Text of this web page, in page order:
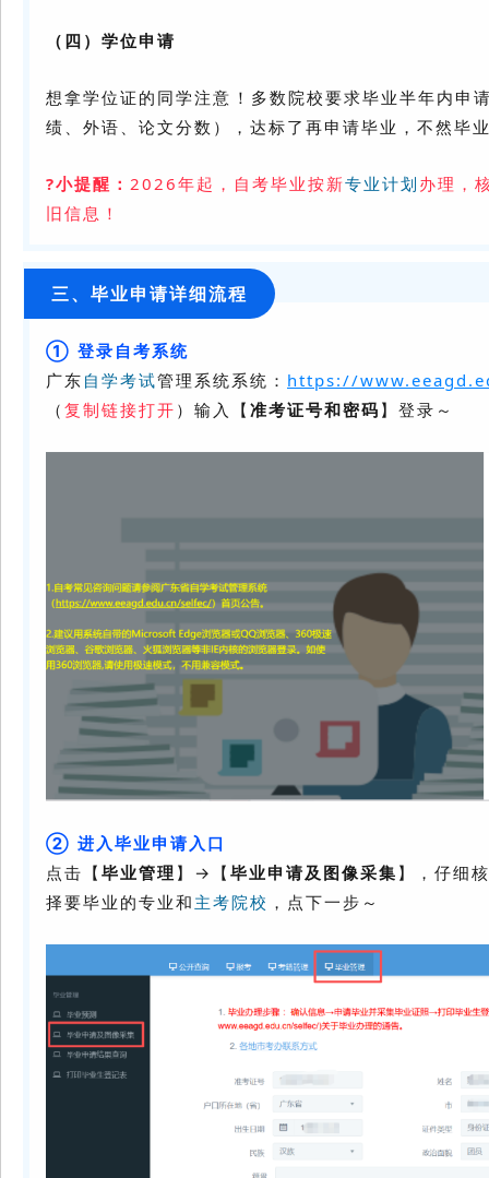
（四）学位申请
想拿学位证的同学注意！多数院校要求毕业半年内申
绩、外语、论文分数），达标了再申请毕业，不然毕
?小提醒： 2026年起，自考毕业按新专业计划 办理，
旧信息！
三、 毕业申请详细流程
① 登录自考系统
广东 自学考试管理系统系统： https://
（ 复制链接打开 ）输入【 准考证号和密码 】登录～
② 进入毕业申请入口
点击【 毕业管理 】→【 毕业申请及图像采集 】，仔细
择要毕业的专业和 主考院校 ，点下一步～